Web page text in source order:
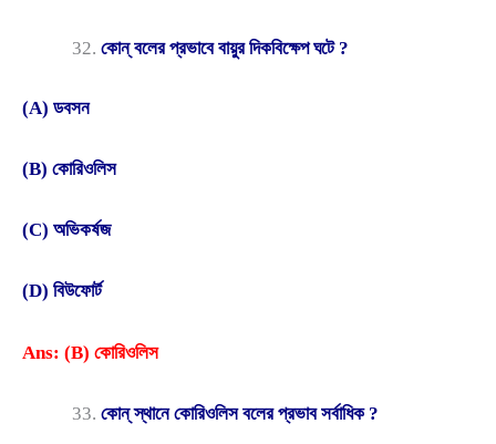
কোন্ বলের প্রভাবে বায়ুর দিকবিক্ষেপ ঘটে ?
(A) ডবসন
(B) কোরিওলিস
(C) অভিকর্ষজ
(D) বিউফোর্ট
Ans: (B) কোরিওলিস
কোন্ স্থানে কোরিওলিস বলের প্রভাব সর্বাধিক ?